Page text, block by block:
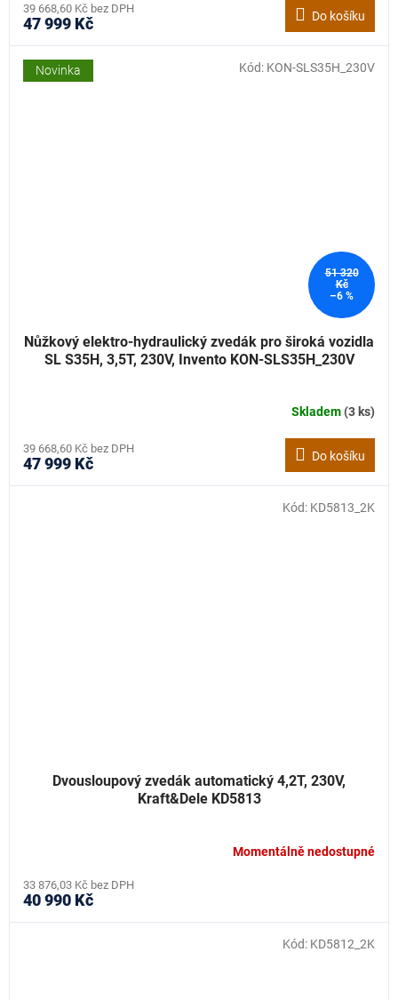
39 668,60 Kč bez DPH
47 999 Kč Do košíku
Novinka
51 320
Kč
–6 %
Nůžkový elektro-hydraulický zvedák pro široká vozidla
SL S35H, 3,5T, 230V, Invento KON-SLS35H_230V
Skladem(3 ks)
39 668,60 Kč bez DPH
47 999 Kč Do košíku
Kód: KON-SLS35H_230V
Dvousloupový zvedák automatický 4,2T, 230V,
Kraft&Dele KD5813
Momentálně nedostupné
33 876,03 Kč bez DPH
40 990 Kč
Kód: KD5813_2K
Kód: KD5812_2K